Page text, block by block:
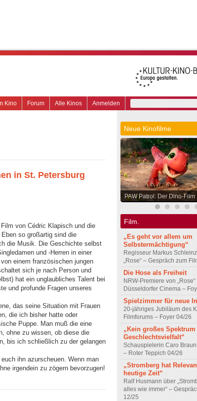
Anmelden
Alle Kinos
Forum
Kino
in St. Petersburg
von Cédric Klapisch und die
so großartig sind die
die Musik. Die Geschichte selbst
und -Herren in einer
einem französischen jungen
sich je nach Person und
hat ein unglaubliches Talent bei
und profunde Fragen unseres
das seine Situation mit Frauen
die ich bisher hatte oder
Puppe. Man muß die eine
ohne zu wissen, ob diese die
bis ich schließlich zu der gelangen
ihn azurscheuen. Wenn man
irgendein zu zögern bevorzugen!
Neue Kinofilme
PAW Patrol: Der Dino-Film
Film.
„Es geht vor allem um
Selbstermächtigung“
Regisseur Markus
„Rose“ – Gespräch zum
Die Hose als Freiheit
NRW-Premiere von „Rose“
Düsseldorfer Cinema –
Spielzimmer für neue
20-jähriges Jubiläum des
Filmforums – Foyer 04/26
„Kein großes Spektrum
Geschlechtsvielfalt“
Schauspielerin Caro Braun
– Roter Teppich 04/26
„Stromberg hat
heutige Zeit“
Ralf Husmann über
alles wie immer“ –
12/25